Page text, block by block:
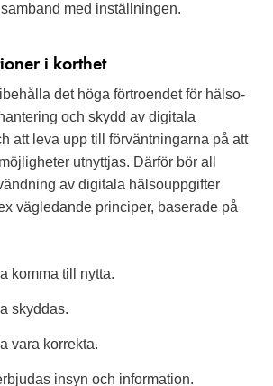
med inställningen.
i korthet
det höga förtroendet för hälso-
och skydd av digitala
att leva upp till förväntningarna på att
utnyttjas. Därför bör all
av digitala hälsouppgifter
vägledande principer, baserade på
komma till nytta.
skyddas.
vara korrekta.
insyn och information.